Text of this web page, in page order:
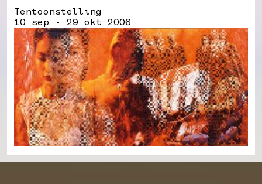
Tentoonstelling
10 sep - 29 okt 2006